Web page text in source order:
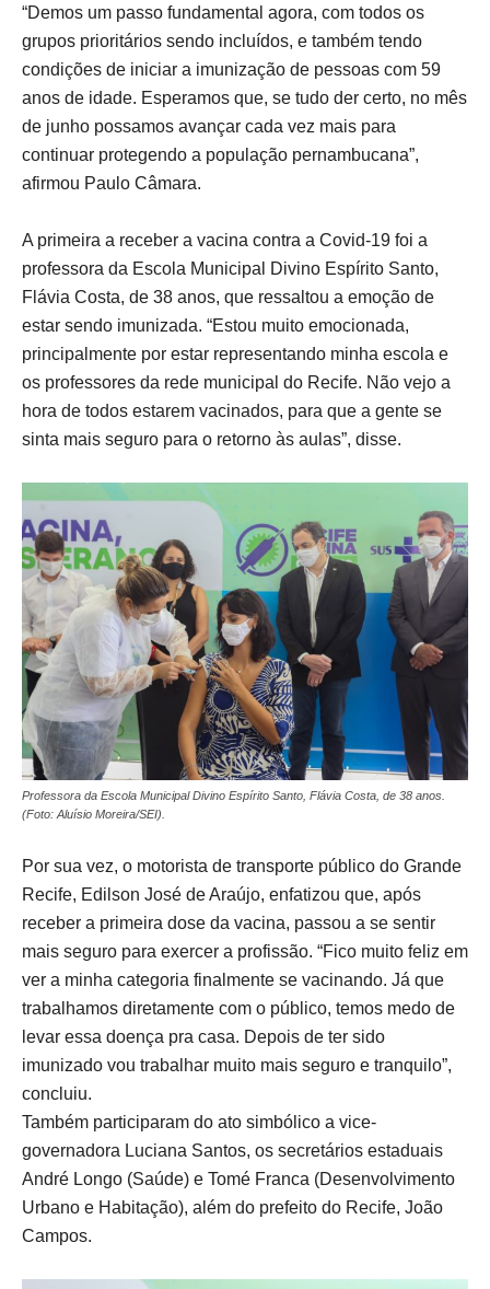
“Demos um passo fundamental agora, com todos os
grupos prioritários sendo incluídos, e também tendo
condições de iniciar a imunização de pessoas com 59
anos de idade. Esperamos que, se tudo der certo, no mês
de junho possamos avançar cada vez mais para
continuar protegendo a população pernambucana”,
afirmou Paulo Câmara.
A primeira a receber a vacina contra a Covid-19 foi a
professora da Escola Municipal Divino Espírito Santo,
Flávia Costa, de 38 anos, que ressaltou a emoção de
estar sendo imunizada. “Estou muito emocionada,
principalmente por estar representando minha escola e
os professores da rede municipal do Recife. Não vejo a
hora de todos estarem vacinados, para que a gente se
sinta mais seguro para o retorno às aulas”, disse.
Professora da Escola Municipal Divino Espírito Santo, Flávia Costa, de 38 anos.
(Foto: Aluísio Moreira/SEI).
Por sua vez, o motorista de transporte público do Grande
Recife, Edilson José de Araújo, enfatizou que, após
receber a primeira dose da vacina, passou a se sentir
mais seguro para exercer a profissão. “Fico muito feliz em
ver a minha categoria finalmente se vacinando. Já que
trabalhamos diretamente com o público, temos medo de
levar essa doença pra casa. Depois de ter sido
imunizado vou trabalhar muito mais seguro e tranquilo”,
concluiu.
Também participaram do ato simbólico a vice-
governadora Luciana Santos, os secretários estaduais
André Longo (Saúde) e Tomé Franca (Desenvolvimento
Urbano e Habitação), além do prefeito do Recife, João
Campos.